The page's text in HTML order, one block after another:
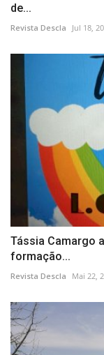
de...
Revista Descla Jul 18,
Tássia Camargo
formação...
Revista Descla Mai 22,